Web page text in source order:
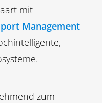
mit
Management
zum